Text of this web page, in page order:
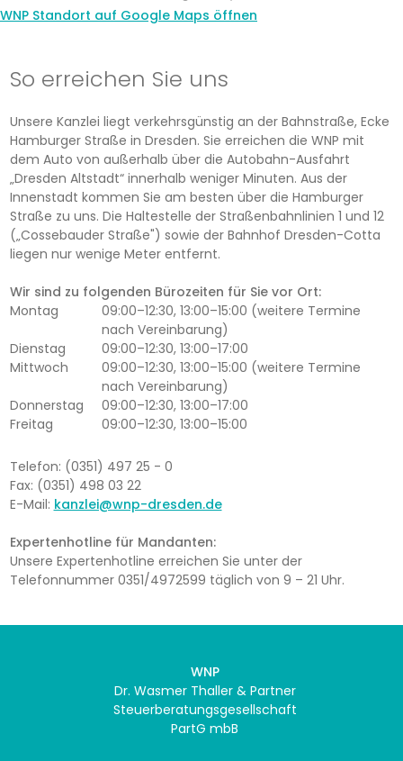
WNP Standort auf Google Maps öffnen
So erreichen Sie uns
Unsere Kanzlei liegt verkehrsgünstig an der Bahnstraße, Ecke
Hamburger Straße in Dresden. Sie erreichen die WNP mit
dem Auto von außerhalb über die Autobahn-Ausfahrt
„Dresden Altstadt“ innerhalb weniger Minuten. Aus der
Innenstadt kommen Sie am besten über die Hamburger
Straße zu uns. Die Haltestelle der Straßenbahnlinien 1 und 12
(„Cossebauder Straße") sowie der Bahnhof Dresden-Cotta
liegen nur wenige Meter entfernt.
Wir sind zu folgenden Bürozeiten für Sie vor Ort:
Montag
09:00–12:30, 13:00–15:00 (weitere Termine
nach Vereinbarung)
Dienstag
09:00–12:30, 13:00–17:00
Mittwoch
09:00–12:30, 13:00–15:00 (weitere Termine
nach Vereinbarung)
Donnerstag
09:00–12:30, 13:00–17:00
Freitag
09:00–12:30, 13:00–15:00
Telefon: (0351) 497 25 - 0
Fax: (0351) 498 03 22
E-Mail: kanzlei@wnp-dresden.de
Expertenhotline für Mandanten:
Unsere Expertenhotline erreichen Sie unter der
Telefonnummer 0351/4972599 täglich von 9 – 21 Uhr.
WNP
Dr. Wasmer Thaller & Partner
Steuerberatungsgesellschaft
PartG mbB